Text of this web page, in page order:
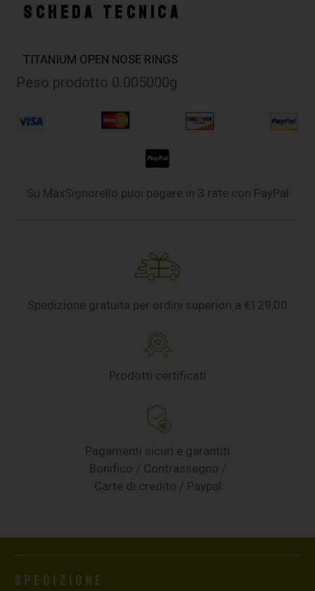
SCHEDA TECNICA
TITANIUM OPEN NOSE RINGS
Peso prodotto 0.005000g
Su MaxSignorello puoi pagare in 3 rate con PayPal
Spedizione gratuita per ordini superiori a €129,00
Prodotti certificati
Pagamenti sicuri e garantiti
Bonifico / Contrassegno /
Carte di credito / Paypal
Spedizione